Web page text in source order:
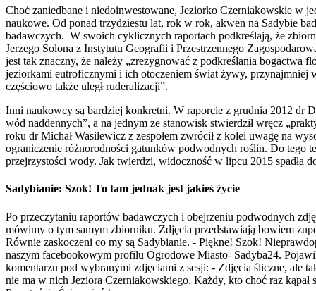
Choć zaniedbane i niedoinwestowane, Jeziorko Czerniakowskie w
naukowe. Od ponad trzydziestu lat, rok w rok, akwen na Sadybie
badawczych. W swoich cyklicznych raportach podkreślają, że
Jerzego Solona z Instytutu Geografii i Przestrzennego
jest tak znaczny, że należy „zrezygnować z podkreślania
jeziorkami eutroficznymi i ich otoczeniem świat żywy, przynajmniej
częściowo także uległ ruderalizacji”.
Inni naukowcy są bardziej konkretni. W raporcie z grudnia 2012 dr
wód naddennych”, a na jednym ze stanowisk stwierdził wręcz
roku dr Michał Wasilewicz z zespołem zwrócił z kolei uwagę na
ograniczenie różnorodności gatunków podwodnych roślin. Do tego
przejrzystości wody. Jak twierdzi, widoczność w lipcu 2015 spadła
Sadybianie: Szok! To tam jednak jest jakieś życie
Po przeczytaniu raportów badawczych i obejrzeniu podwodnych
mówimy o tym samym zbiorniku. Zdjęcia przedstawiają bowiem
Równie zaskoczeni co my są Sadybianie. - Piękne! Szok!
naszym facebookowym profilu Ogrodowe Miasto- Sadyba24.
komentarzu pod wybranymi zdjęciami z sesji: - Zdjęcia śliczne, ale
nie ma w nich Jeziora Czerniakowskiego. Każdy, kto choć raz